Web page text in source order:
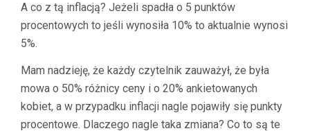
A co z tą inflacją? Jeżeli spadła o 5 punktów
procentowych to jeśli wynosiła 10% to aktualnie wynosi
5%.
Mam nadzieję, że każdy czytelnik zauważył, że była
mowa o 50% różnicy ceny i o 20% ankietowanych
kobiet, a w przypadku inflacji nagle pojawiły się punkty
procentowe. Dlaczego nagle taka zmiana? Co to są te